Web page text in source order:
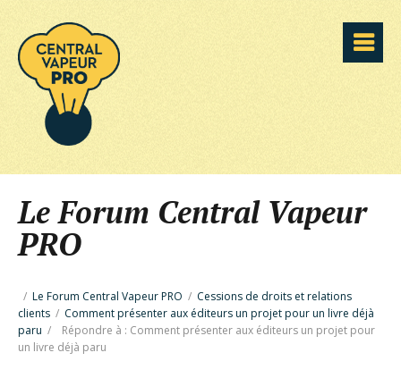
Le Forum Central Vapeur
PRO
/ Le Forum Central Vapeur PRO / Cessions de droits et relations
clients / Comment présenter aux éditeurs un projet pour un livre déjà
paru /
Répondre à : Comment présenter aux éditeurs un projet pour
un livre déjà paru